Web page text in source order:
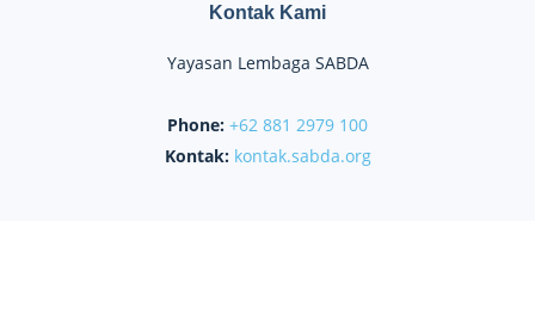
Kontak Kami
Yayasan Lembaga SABDA
Phone: +62 881 2979 100
Kontak: kontak.sabda.org